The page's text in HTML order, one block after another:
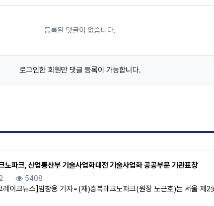
등록된 댓글이 없습니다.
로그인한 회원만 댓글 등록이 가능합니다.
노파크, 산업통산부 기술사업화대전 기술사업화 공공부문 기관표창
조회
5408
레이크뉴스】임창용 기자=(재)충북테크노파크(원장 노근호)는 서울